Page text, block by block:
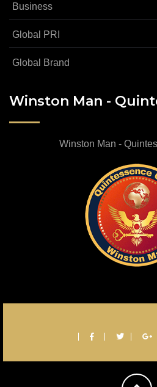
Business
Global PRI
Global Brand
Winston Man -
Winston Man -